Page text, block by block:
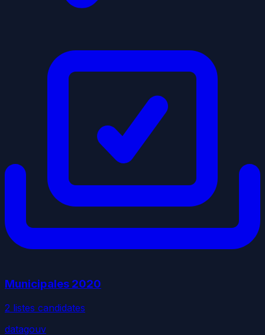
Municipales 2020
2 listes candidates
datagouv